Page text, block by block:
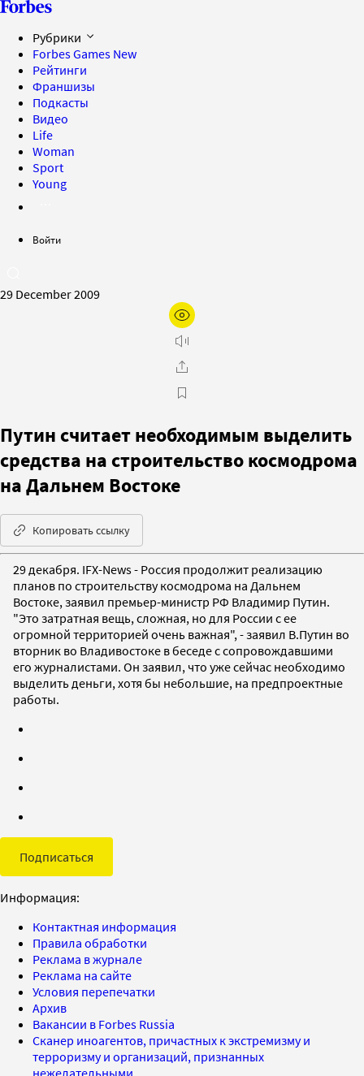
Рубрики
Forbes Games New
Рейтинги
Франшизы
Подкасты
Видео
Life
Woman
Sport
Young
Войти
29 December 2009
Путин считает необходимым выделить
средства на строительство космодрома
на Дальнем Востоке
Копировать ссылку
29 декабря. IFX-News - Россия продолжит реализацию
планов по строительству космодрома на Дальнем
Востоке, заявил премьер-министр РФ Владимир Путин.
"Это затратная вещь, сложная, но для России с ее
огромной территорией очень важная", - заявил В.Путин во
вторник во Владивостоке в беседе с сопровождавшими
его журналистами. Он заявил, что уже сейчас необходимо
выделить деньги, хотя бы небольшие, на предпроектные
работы.
Подписаться
Информация:
Контактная информация
Правила обработки
Реклама в журнале
Реклама на сайте
Условия перепечатки
Архив
Вакансии в Forbes Russia
Сканер иноагентов, причастных к экстремизму и
терроризму и организаций, признанных
нежелательными